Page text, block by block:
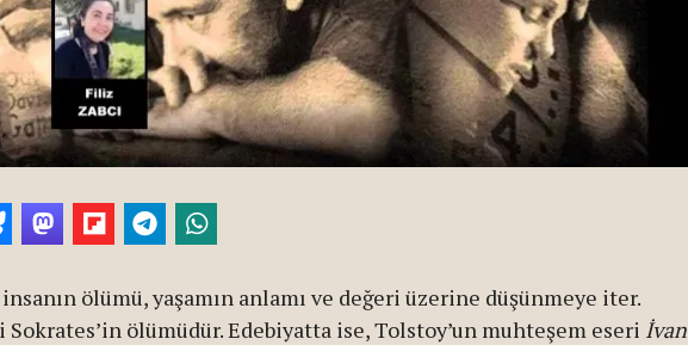
insanın ölümü, yaşamın anlamı ve değeri üzerine düşünmeye iter.
ölümüdür. Edebiyatta ise, Tolstoy’un muhteşem eseri İvan